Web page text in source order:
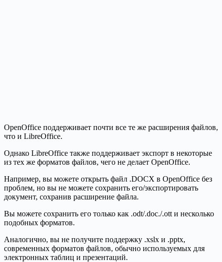
OpenOffice поддерживает почти все те же расширения файлов,
что и LibreOffice.
Однако LibreOffice также поддерживает экспорт в некоторые
из тех же форматов файлов, чего не делает OpenOffice.
Например, вы можете открыть файл .DOCX в OpenOffice без
проблем, но вы не можете сохранить его/экспортировать
документ, сохранив расширение файла.
Вы можете сохранить его только как .odt/.doc./.ott и несколько
подобных форматов.
Аналогично, вы не получите поддержку .xslx и .pptx,
современных форматов файлов, обычно используемых для
электронных таблиц и презентаций.